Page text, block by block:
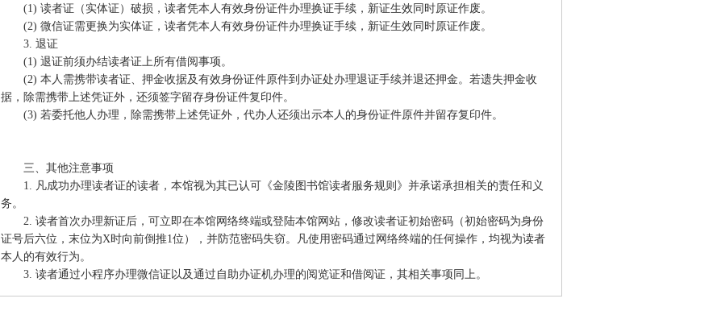
(1) 读者证（实体证）破损，读者凭本人有效身份证件办理换证手续，新证生效同时原证作废。
(2) 微信证需更换为实体证，读者凭本人有效身份证件办理换证手续，新证生效同时原证作废。
3. 退证
(1) 退证前须办结读者证上所有借阅事项。
(2) 本人需携带读者证、押金收据及有效身份证件原件到办证处办理退证手续并退还押金。若遗失押金收
据，除需携带上述凭证外，还须签字留存身份证件复印件。
(3) 若委托他人办理，除需携带上述凭证外，代办人还须出示本人的身份证件原件并留存复印件。
三、其他注意事项
1. 凡成功办理读者证的读者，本馆视为其已认可 《金陵图书馆读者服务规则》 并承诺承担相关的责任和义
务。
2. 读者首次办理新证后，可立即在本馆网络终端或登陆本馆网站，修改读者证初始密码（初始密码为身份
证号后六位，末位为X时向前倒推1位），并防范密码失窃。凡使用密码通过网络终端的任何操作，均视为读者
本人的有效行为。
3. 读者通过小程序办理微信证以及通过自助办证机办理的阅览证和借阅证，其相关事项同上。